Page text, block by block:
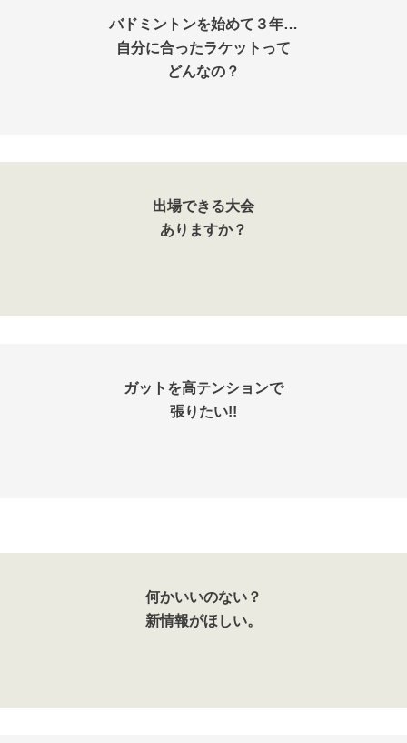
バドミントンを始めて３年…
自分に合ったラケットって
どんなの？
出場できる大会
ありますか？
ガットを高テンションで
張りたい!!
何かいいのない？
新情報がほしい。